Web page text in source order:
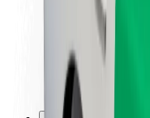
Brändi
Media
Urban Fund